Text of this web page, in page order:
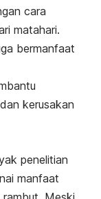
cara
matahari.
bermanfaat
kerusakan
penelitian
manfaat